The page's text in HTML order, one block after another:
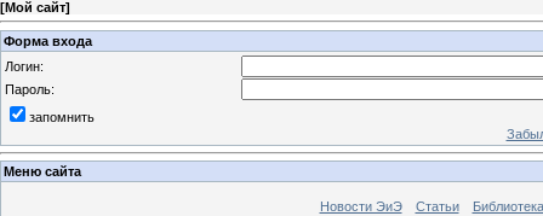
[Мой сайт]
Форма входа
Логин:
Пароль:
запомнить
Меню сайта
Новости ЭиЭ Статьи Библиотека